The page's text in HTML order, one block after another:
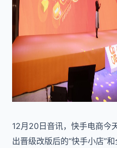
12月20日音讯，快手电商今
出晋级改版后的“快手小店”